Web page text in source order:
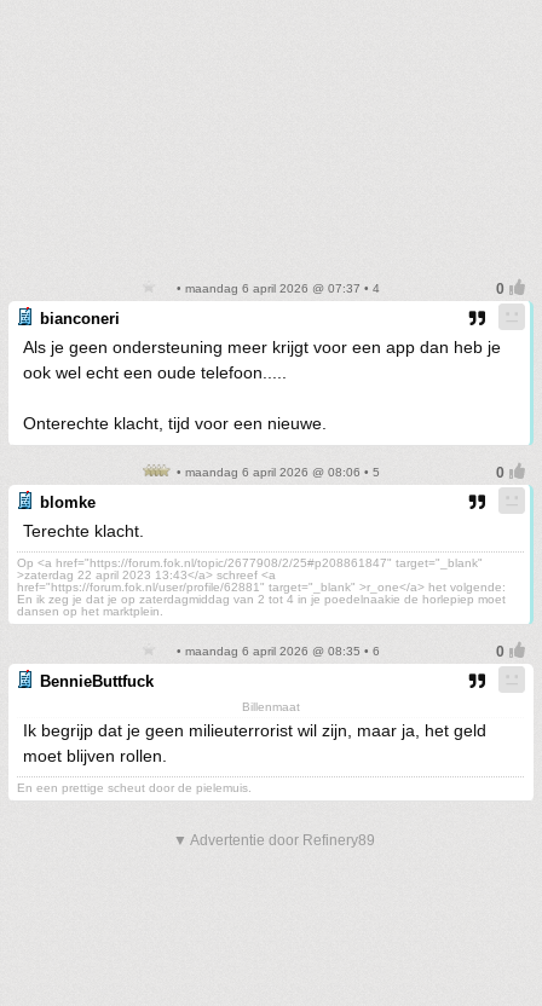
• maandag 6 april 2026 @ 07:37 • 4
bianconeri
Als je geen ondersteuning meer krijgt voor een app dan heb je
ook wel echt een oude telefoon.....
Onterechte klacht, tijd voor een nieuwe.
• maandag 6 april 2026 @ 08:06 • 5
blomke
Terechte klacht.
Op <a href="https://forum.fok.nl/topic/2677908/2/25#p208861847" target="_blank"
>zaterdag 22 april 2023 13:43</a> schreef <a
href="https://forum.fok.nl/user/profile/62881" target="_blank" >r_one</a> het volgende:
En ik zeg je dat je op zaterdagmiddag van 2 tot 4 in je poedelnaakie de horlepiep moet
dansen op het marktplein.
• maandag 6 april 2026 @ 08:35 • 6
BennieButtfuck
Billenmaat
Ik begrijp dat je geen milieuterrorist wil zijn, maar ja, het geld
moet blijven rollen.
En een prettige scheut door de pielemuis.
▼ Advertentie door Refinery89